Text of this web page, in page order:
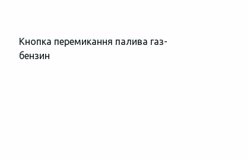
Кнопка перемикання палива газ-
бензин